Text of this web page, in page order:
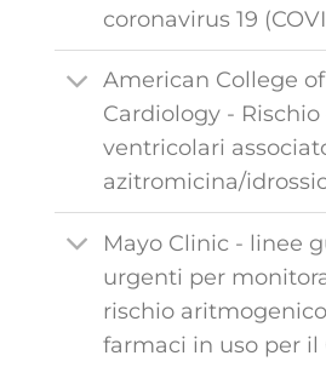
coronavirus 19
American College of
Cardiology -
ventricolari
azitromicina/
Mayo Clinic - linee
urgenti per
rischio
farmaci in uso per il